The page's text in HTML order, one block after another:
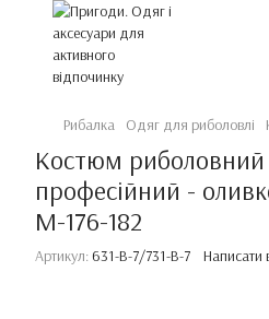
Рибалка Одяг для риболовлі
Костюм риболовний
професійний -
M-176-182
Артикул: 631-B-7/731-В-7 Написати